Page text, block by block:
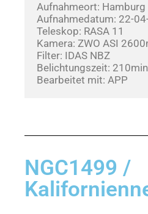
Aufnahmeort: Hamburg
Aufnahmedatum: 22-
Teleskop: RASA 11
Kamera: ZWO ASI
Filter: IDAS NBZ
Belichtungszeit: 210min
Bearbeitet mit: APP
NGC1499 /